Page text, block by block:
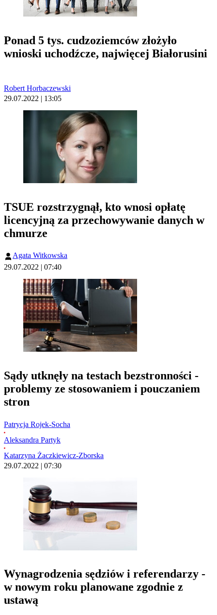
Ponad 5 tys. cudzoziemców złożyło
wnioski uchodźcze, najwięcej Białorusini
Robert Horbaczewski
29.07.2022 | 13:05
TSUE rozstrzygnął, kto wnosi opłatę
licencyjną za przechowywanie danych w
chmurze
Agata Witkowska
29.07.2022 | 07:40
Sądy utknęły na testach bezstronności -
problemy ze stosowaniem i pouczaniem
stron
Patrycja Rojek-Socha
Aleksandra Partyk
Katarzyna Żaczkiewicz-Zborska
29.07.2022 | 07:30
Wynagrodzenia sędziów i referendarzy -
w nowym roku planowane zgodnie z
ustawą